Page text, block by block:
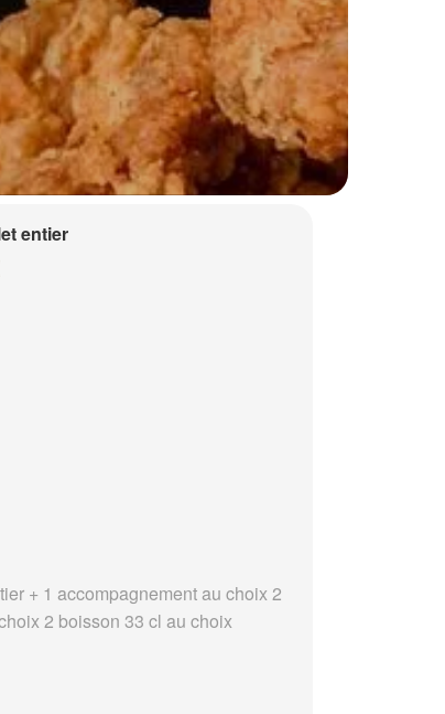
entier
+ 1 accompagnement au choix 2
2 boisson 33 cl au choix